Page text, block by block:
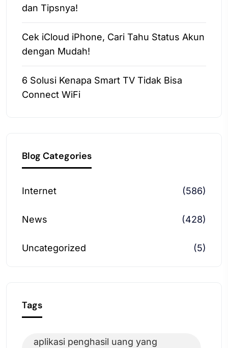
dan Tipsnya!
Cek iCloud iPhone, Cari Tahu Status Akun
dengan Mudah!
6 Solusi Kenapa Smart TV Tidak Bisa
Connect WiFi
Blog Categories
Internet (586)
News (428)
Uncategorized (5)
Tags
aplikasi penghasil uang yang